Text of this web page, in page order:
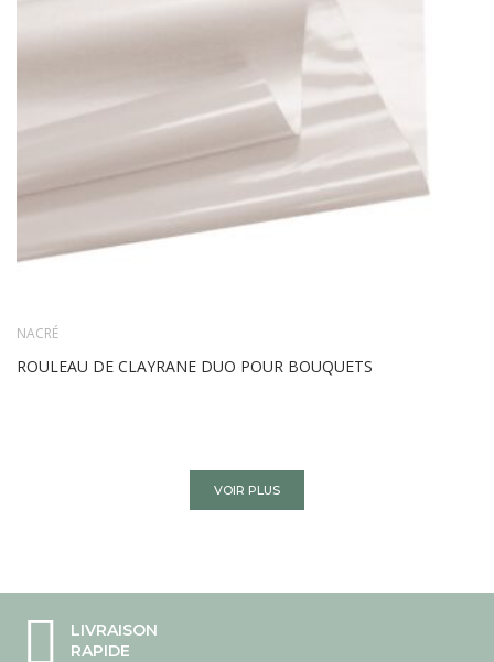
NACRÉ
ROULEAU DE CLAYRANE DUO POUR BOUQUETS
VOIR PLUS
LIVRAISON
RAPIDE